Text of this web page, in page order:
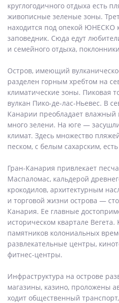
круглогодичного отдыха есть
живописные зеленые зоны.
находится под опекой ЮНЕСКО
заповедник. Сюда едут
и семейного отдыха,
Остров, имеющий
разделен горным хребтом на
климатические зоны. Пиковая
вулкан Пико-де-лас-Ньевес. В
Канарии преобладает влажный
много зелени. На юге —
климат. Здесь множество
песком, с белым сахарским,
Гран-Канария привлекает
Маспаломас, кальдерой
крокодилов, архитектурным
и торговой жизни острова —
Канария. Ее главные
историческом квартале
памятников колониальных
развлекательные центры,
фитнес-центры.
Инфраструктура на острове
магазины, казино, проложены
ходит общественный